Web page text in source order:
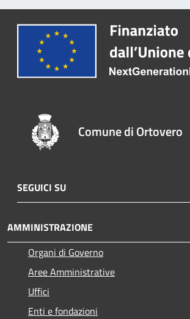
Comune di Ortovero
SEGUICI SU
AMMINISTRAZIONE
Organi di Governo
Aree Amministrative
Uffici
Enti e fondazioni